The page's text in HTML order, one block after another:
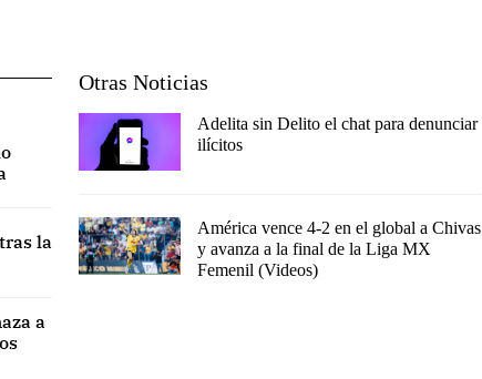
la
a
Otras Noticias
Adelita sin Delito el chat para denunciar
ilícitos
América vence 4-2 en el global a Chivas
y avanza a la final de la Liga MX
Femenil (Videos)